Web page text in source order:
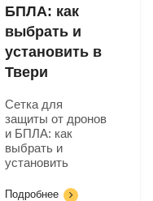
БПЛА: как
выбрать и
установить в
Твери
Сетка для
защиты от дронов
и БПЛА: как
выбрать и
установить
Подробнее